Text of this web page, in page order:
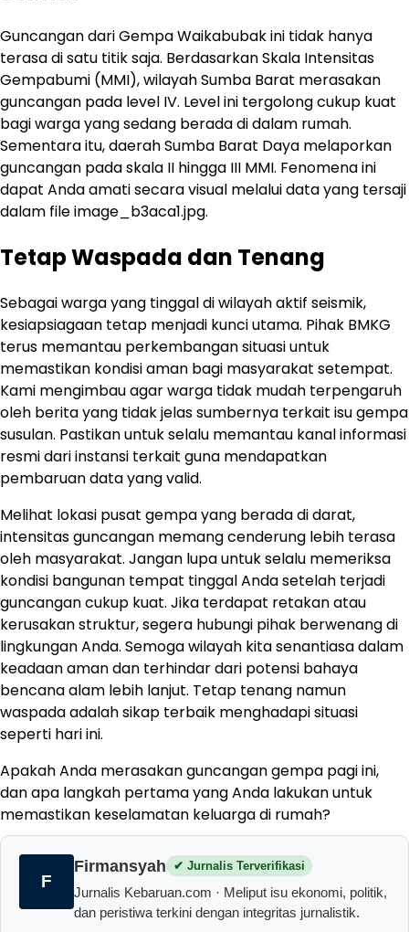
Guncangan dari Gempa Waikabubak ini tidak hanya
terasa di satu titik saja. Berdasarkan Skala Intensitas
Gempabumi (MMI), wilayah Sumba Barat merasakan
guncangan pada level IV. Level ini tergolong cukup kuat
bagi warga yang sedang berada di dalam rumah.
Sementara itu, daerah Sumba Barat Daya melaporkan
guncangan pada skala II hingga III MMI. Fenomena ini
dapat Anda amati secara visual melalui data yang tersaji
dalam file image_b3aca1.jpg.
Tetap Waspada dan Tenang
Sebagai warga yang tinggal di wilayah aktif seismik,
kesiapsiagaan tetap menjadi kunci utama. Pihak BMKG
terus memantau perkembangan situasi untuk
memastikan kondisi aman bagi masyarakat setempat.
Kami mengimbau agar warga tidak mudah terpengaruh
oleh berita yang tidak jelas sumbernya terkait isu gempa
susulan. Pastikan untuk selalu memantau kanal informasi
resmi dari instansi terkait guna mendapatkan
pembaruan data yang valid.
Melihat lokasi pusat gempa yang berada di darat,
intensitas guncangan memang cenderung lebih terasa
oleh masyarakat. Jangan lupa untuk selalu memeriksa
kondisi bangunan tempat tinggal Anda setelah terjadi
guncangan cukup kuat. Jika terdapat retakan atau
kerusakan struktur, segera hubungi pihak berwenang di
lingkungan Anda. Semoga wilayah kita senantiasa dalam
keadaan aman dan terhindar dari potensi bahaya
bencana alam lebih lanjut. Tetap tenang namun
waspada adalah sikap terbaik menghadapi situasi
seperti hari ini.
Apakah Anda merasakan guncangan gempa pagi ini,
dan apa langkah pertama yang Anda lakukan untuk
memastikan keselamatan keluarga di rumah?
F
Firmansyah ✔ Jurnalis Terverifikasi
Jurnalis Kebaruan.com · Meliput isu ekonomi, politik,
dan peristiwa terkini dengan integritas jurnalistik.